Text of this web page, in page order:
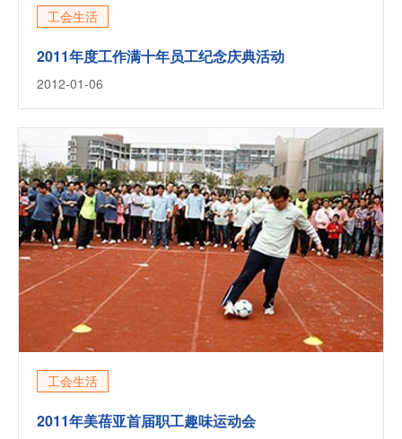
工会生活
2011年度工作满十年员工纪念庆典活动
2012-01-06
工会生活
2011年美蓓亚首届职工趣味运动会